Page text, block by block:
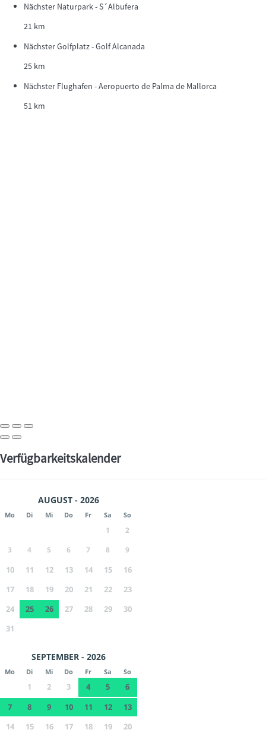
Nächster Naturpark - S´Albufera
21 km
Nächster Golfplatz - Golf Alcanada
25 km
Nächster Flughafen - Aeropuerto de Palma de Mallorca
51 km
Verfügbarkeitskalender
AUGUST - 2026
Mo Di Mi Do Fr Sa So
1
2
3
4 5 6 7 8 9
10 11 12 13 14 15
16
17
18 19 20 21 22
23
24
25 26 27 28 29
30
31
SEPTEMBER - 2026
Mo Di Mi Do Fr Sa So
1 2 3 4 5
6
7
8 9 10 11 12
13
14
15 16 17 18 19
20